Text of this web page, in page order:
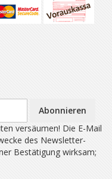
Abonnieren
versäumen! Die E-Mail
des Newsletter-
Bestätigung wirksam;